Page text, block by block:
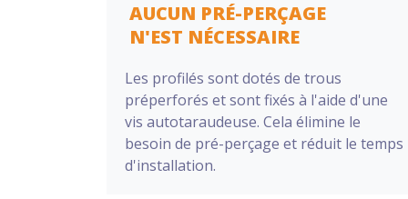
AUCUN PRÉ-PERÇAGE
N'EST NÉCESSAIRE
Les profilés sont dotés de trous
préperforés et sont fixés à l'aide d'une
vis autotaraudeuse. Cela élimine le
besoin de pré-perçage et réduit le temps
d'installation.